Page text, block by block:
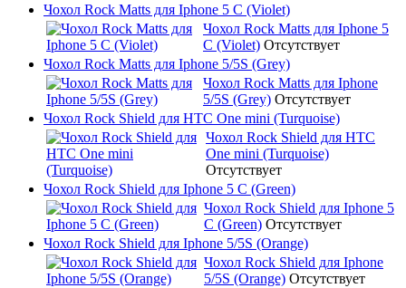
Чохол Rock Matts для Iphone 5 C (Violet)
Чохол Rock Matts для Iphone 5
C (Violet) Отсутствует
Чохол Rock Matts для Iphone 5/5S (Grey)
Чохол Rock Matts для Iphone
5/5S (Grey) Отсутствует
Чохол Rock Shield для HTC One mini (Turquoise)
Чохол Rock Shield для HTC
One mini (Turquoise)
Отсутствует
Чохол Rock Shield для Iphone 5 C (Green)
Чохол Rock Shield для Iphone 5
C (Green) Отсутствует
Чохол Rock Shield для Iphone 5/5S (Orange)
Чохол Rock Shield для Iphone
5/5S (Orange) Отсутствует